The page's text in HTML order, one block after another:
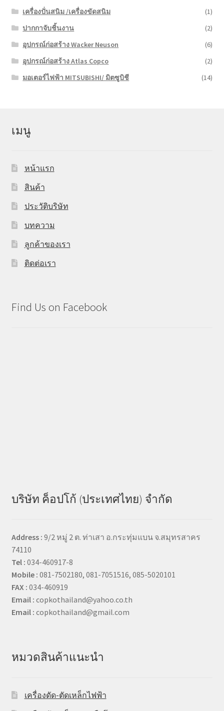
เครื่องปั่นสนิม /เครื่องขัดสนิม
(1)
ปากกาจับชิ้นงาน
(2)
อุปกรณ์ก่อสร้าง Wacker Neuson
(6)
อุปกรณ์ก่อสร้าง Atlas Copco
(2)
มอเตอร์ไฟฟ้า MITSUBISHI/ มิตซูบิชี
(14)
เมนู
หน้าแรก
สินค้า
ประวัติบริษัท
บทความ
ลูกค้าของเรา
ติดต่อเรา
Find Us on Facebook
บริษัท ค็อปโก้ (ประเทศไทย) จำกัด
Address : 9/2 หมู่ 2 ต. ท่าเสา อ.กระทุ่มแบน จ.สมุทรสาคร
74110
Tel : 034-460917-8
Mobile : 081-7502180, 081-7051516, 085-5020101
FAX : 034-460919
Email : copkothailand@yahoo.co.th
Email : copkothailand@gmail.com
หมวดสินค้าแนะนำ
เครื่องดัด-ตัดเหล็กไฟฟ้า